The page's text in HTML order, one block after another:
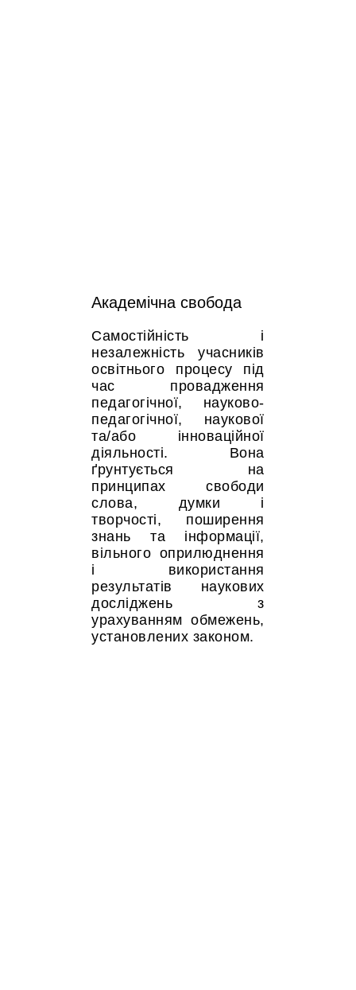
Академічна свобода
Самостійність і
незалежність учасників
освітнього процесу під
час провадження
педагогічної, науково-
педагогічної, наукової
та/або інноваційної
діяльності. Вона
ґрунтується на
принципах свободи
слова, думки і
творчості, поширення
знань та інформації,
вільного оприлюднення
і використання
результатів наукових
досліджень з
урахуванням обмежень,
установлених законом.